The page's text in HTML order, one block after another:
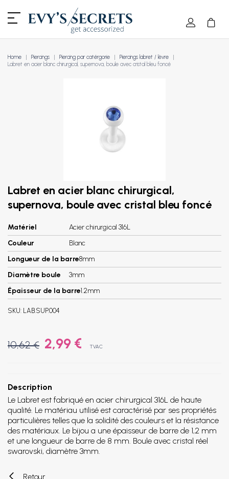
Home Piercings Piercing par catérgorie
Piercings labret / lèvre
Labret en acier blanc chirurgical, supernova, boule avec cristal bleu foncé
Labret en acier blanc chirurgical,
supernova, boule avec cristal bleu foncé
Matériel
Acier chirurgical 316L
Couleur
Blanc
Longueur de la barre8mm
Diamètre boule
3mm
Épaisseur de la barre1.2mm
SKU: LAB.SUP.004
10,62 € 2,99 € TVAC
Description
Le Labret est fabriqué en acier chirurgical 316L de haute
qualité. Le matériau utilisé est caractérisé par ses propriétés
particulières telles que la solidité des couleurs et la résistance
des matériaux. Le bijou a une épaisseur de barre de 1,2 mm
et une longueur de barre de 8 mm. Boule avec cristal réel
swarovski, diamètre 3mm.
Retour